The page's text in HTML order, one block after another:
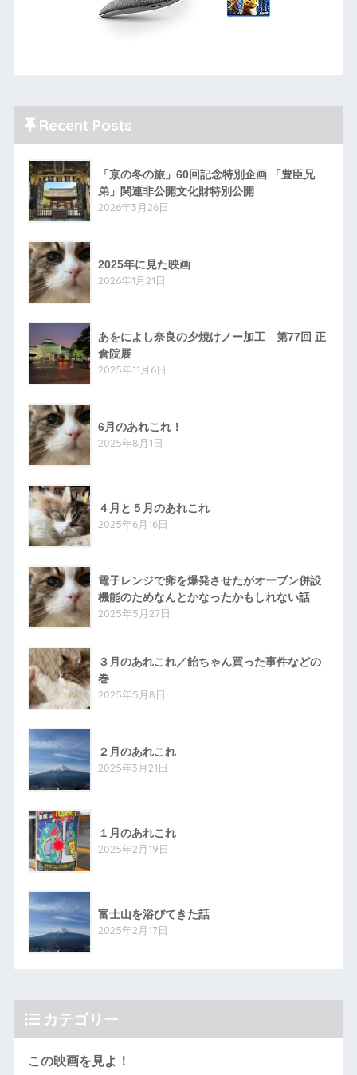
Recent Posts
「京の冬の旅」60回記念特別企画 「豊臣兄
弟」関連非公開文化財特別公開
2026年3月26日
2025年に見た映画
2026年1月21日
あをによし奈良の夕焼けノー加工 第77回 正
倉院展
2025年11月6日
6月のあれこれ！
2025年8月1日
４月と５月のあれこれ
2025年6月16日
電子レンジで卵を爆発させたがオーブン併設
機能のためなんとかなったかもしれない話
2025年5月27日
３月のあれこれ／飴ちゃん買った事件などの
巻
2025年5月8日
２月のあれこれ
2025年3月21日
１月のあれこれ
2025年2月19日
富士山を浴びてきた話
2025年2月17日
カテゴリー
この映画を見よ！